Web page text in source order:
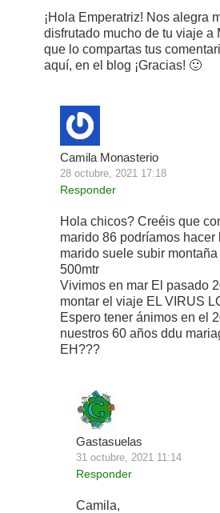
¡Hola Emperatriz! Nos alegra
disfrutado mucho de tu viaje a
que lo compartas tus
aquí, en el blog ¡Gracias! 🙂
Camila Monasterio
28 octubre, 2021 17:18
Responder
Hola chicos? Creéis que
marido 86 podríamos hacer
marido suele subir montaña
500mtr
Vivimos en mar El pasado
montar el viaje EL VIRUS
Espero tener ánimos en el
nuestros 60 años ddu
EH???
Gastasuelas
31 octubre, 2021 11:14
Responder
Camila,